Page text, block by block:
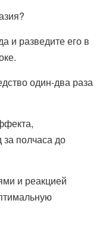
и разведите его в
один-два раза
за полчаса до
и реакцией